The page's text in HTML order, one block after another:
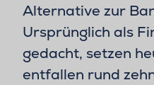
Alternative zur
Ursprünglich als
gedacht, setzen
entfallen rund